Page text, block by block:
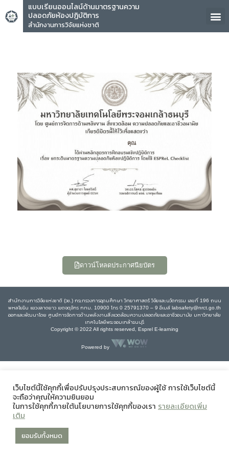
แบบเรียนออนไลน์ด้านมาตรฐานความ
ปลอดภัยห้องปฏิบัติการ
สำนักงานการวิจัยแห่งชาติ
คุณ
ดาวน์โหลดประกาศนียบัตร
สำนักงานการวิจัยแห่งชาติ (วช.) กระทรวงการอุดมศึกษา วิทยาศาสตร์ วิจัยและนวัตกรรม เลขที่ 196 ถนน
พหลโยธิน แขวงลาดยาว เขตจตุจักร กทม. 10900 โทร 0 25791370 – 9 อีเมล์ labsafety@nrct.go.th
ออกและพัฒนาโดย ศูนย์การจัดการด้านพลังงานสิ่งแวดล้อมความปลอดภัยและอาชีวอนามัย มหาวิทยาลัย
เทคโนโลยีพระจอมเกล้าธนบุรี
Copyright © 2022 All rights reserved, Esprel E-learning
Powered by
เว็บไซต์นี้ใช้คุกกี้เพื่อปรับปรุงประสบการณ์ของผู้ใช้ การใช้เว็บไซต์นี้
จะถือว่าคุณให้ความยินยอม
ในการใช้คุกกี้ภายใต้นโยบายการใช้คุกกี้ของเรา รายละเอียดเพิ่ม
เติม
ยอมรับทั้งหมด